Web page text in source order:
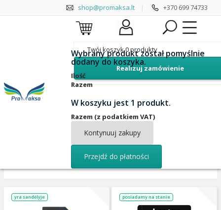
shop@promaksa.lt | +370 699 74733
Twój koszyk0produkty
Realizuj zamówienie
Wybrany produkt został pomyślnie
dodany do koszyka.
Ilość
Razem
W koszyku jest 1 produkt.
Razem (z podatkiem VAT)
Kontynuuj zakupy
Przejdź do płatności
Samsung
yra sandėlyje posiadamy na stanie